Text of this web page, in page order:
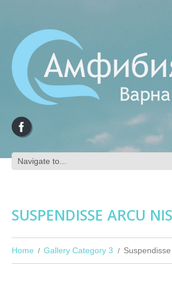
SUSPENDISSE ARCU
Home Gallery Category 3